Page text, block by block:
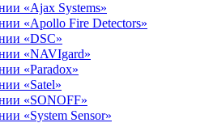
«Ajax Systems»
«Apollo Fire Detectors»
«DSC»
«NAVIgard»
«Paradox»
«Satel»
«SONOFF»
«System Sensor»